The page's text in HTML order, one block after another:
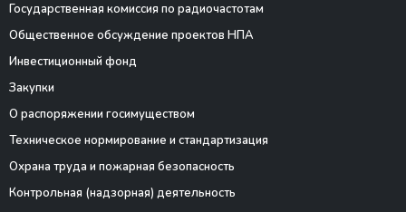
Государственная комиссия по радиочастотам
Общественное обсуждение проектов НПА
Инвестиционный фонд
Закупки
О распоряжении госимуществом
Техническое нормирование и стандартизация
Охрана труда и пожарная безопасность
Контрольная (надзорная) деятельность